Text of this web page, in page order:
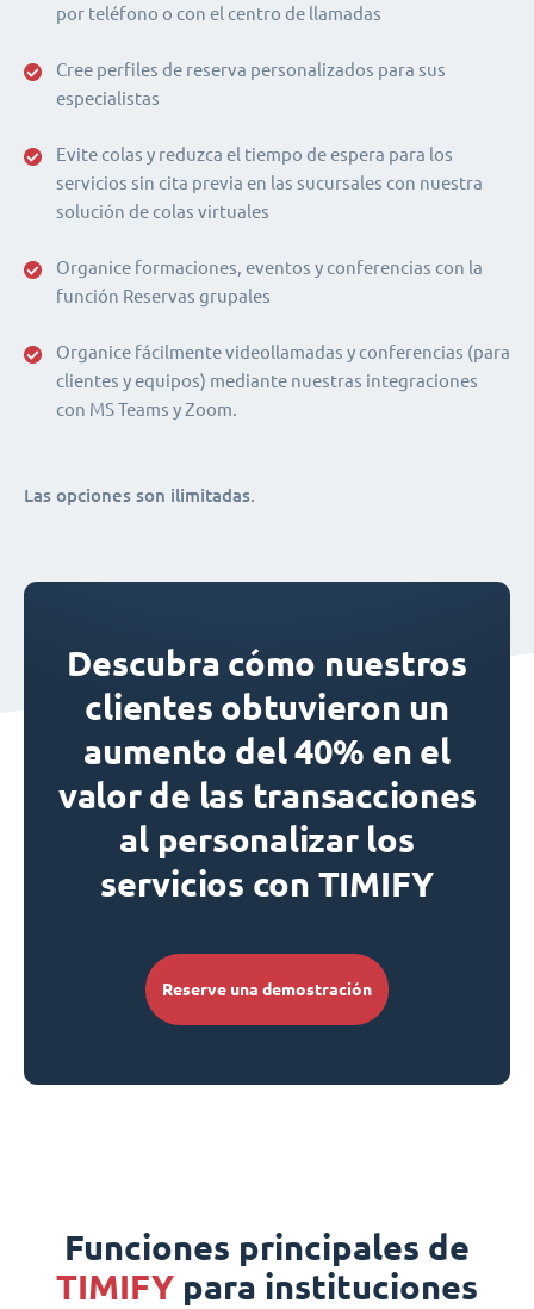
por teléfono o con el centro de llamadas
Cree perfiles de reserva personalizados para sus
especialistas
Evite colas y reduzca el tiempo de espera para los
servicios sin cita previa en las sucursales con nuestra
solución de colas virtuales
Organice formaciones, eventos y conferencias con la
función Reservas grupales
Organice fácilmente videollamadas y conferencias (para
clientes y equipos) mediante nuestras integraciones
con MS Teams y Zoom.
Las opciones son ilimitadas.
Descubra cómo nuestros
clientes obtuvieron un
aumento del 40% en el
valor de las transacciones
al personalizar los
servicios con TIMIFY
Reserve una demostración
Funciones principales de
TIMIFY para instituciones